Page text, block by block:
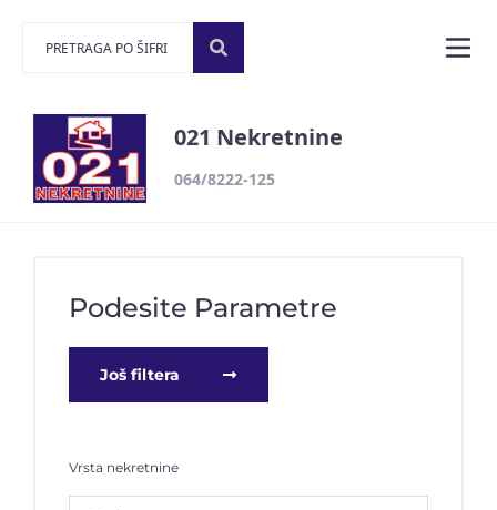
021 Nekretnine
064/8222-125
Podesite Parametre
Još filtera
Vrsta nekretnine